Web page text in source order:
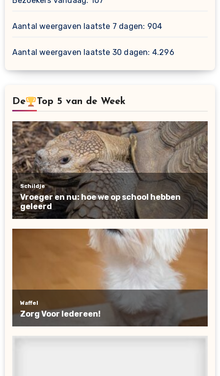
Aantal weergaven laatste 7 dagen: 904
Aantal weergaven laatste 30 dagen: 4.296
De Top 5 van de Week